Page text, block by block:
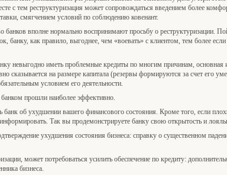
с тем реструктуризация может сопровождаться введением более
смягчением условий по соблюдению ковенант.
вполне нормально воспринимают просьбу о реструктуризации.
банку, как правило, выгоднее, чем «воевать» с клиентом, тем более
невыгодно иметь проблемные кредиты по многим причинам, основная
сказывается на размере капитала (резервы формируются за счет его
условием его деятельности.
прошли наиболее эффективно.
об ухудшении вашего финансового состояния. Кроме того, если
Так вы продемонстрируете банку свою открытость и
ухудшения состояния бизнеса: справку о существенном
может потребоваться усилить обеспечение по кредиту:
бизнеса.